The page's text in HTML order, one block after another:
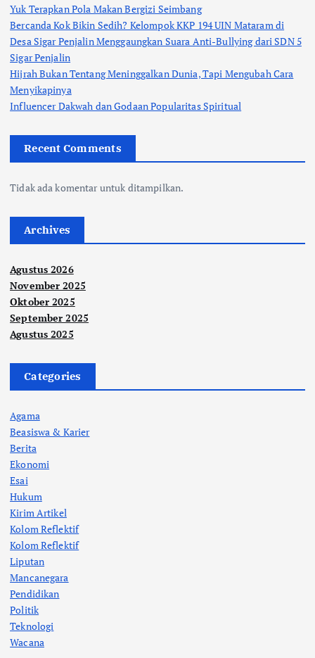
Yuk Terapkan Pola Makan Bergizi Seimbang
Bercanda Kok Bikin Sedih? Kelompok KKP 194 UIN Mataram di
Desa Sigar Penjalin Menggaungkan Suara Anti-Bullying dari SDN 5
Sigar Penjalin
Hijrah Bukan Tentang Meninggalkan Dunia, Tapi Mengubah Cara
Menyikapinya
Influencer Dakwah dan Godaan Popularitas Spiritual
Recent Comments
Tidak ada komentar untuk ditampilkan.
Archives
Agustus 2026
November 2025
Oktober 2025
September 2025
Agustus 2025
Categories
Agama
Beasiswa & Karier
Berita
Ekonomi
Esai
Hukum
Kirim Artikel
Kolom Reflektif
Kolom Reflektif
Liputan
Mancanegara
Pendidikan
Politik
Teknologi
Wacana